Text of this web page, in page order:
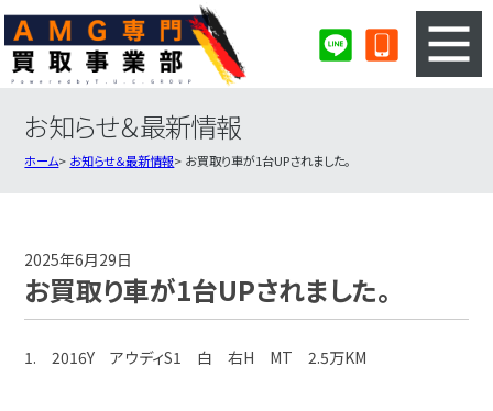
3ステップのカンタン査定
AMG買取実績
お知らせ＆最新情報
ホーム お知らせ＆最新情報 お買取り車が1台UPされました。
2025年6月29日
お買取り車が1台UPされました。
1. 2016Y アウディS1 白 右H MT 2.5万KM